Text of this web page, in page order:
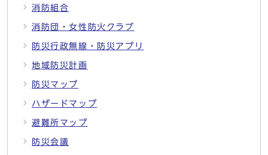
消防組合
消防団・女性防火クラブ
防災行政無線・防災アプリ
地域防災計画
防災マップ
ハザードマップ
避難所マップ
防災会議